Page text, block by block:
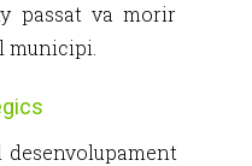
passat va morir
municipi.
desenvolupament